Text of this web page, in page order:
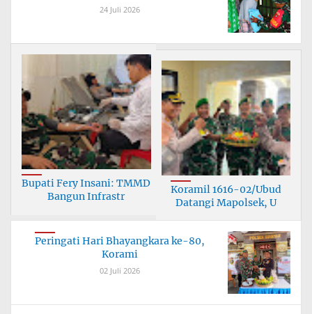
24 Juli 2026
Bupati Fery Insani: TMMD
Bangun Infrastr
Koramil 1616-02/Ubud
Datangi Mapolsek, U
Peringati Hari Bhayangkara ke-80,
Korami
02 Juli 2026